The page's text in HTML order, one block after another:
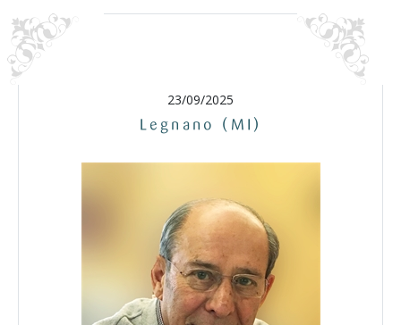
23/09/2025
Legnano (MI)